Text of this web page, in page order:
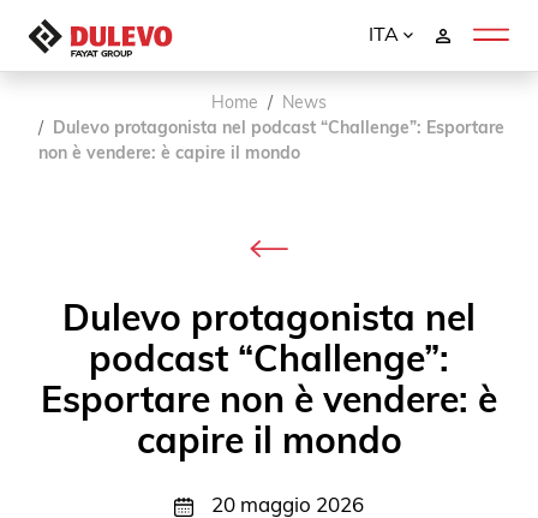
ITA
Home
News
Dulevo protagonista nel podcast “Challenge”: Esportare
non è vendere: è capire il mondo
Dulevo protagonista nel
podcast “Challenge”:
Esportare non è vendere: è
capire il mondo
20 maggio 2026